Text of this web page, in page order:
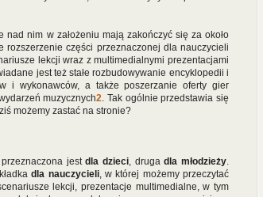
nim w założeniu mają zakończyć się za około
części przeznaczonej dla nauczycieli
lekcji wraz z multimedialnymi prezentacjami
jest też stałe rozbudowywanie encyklopedii i
i wykonawców, a także poszerzanie oferty gier
muzycznych2. Tak ogólnie przedstawia się
możemy zastać na stronie?
przeznaczona jestdla dzieci, drugadla młodzieży.
dla nauczycieli, w której możemy przeczytać
lekcji, prezentacje multimedialne, w tym